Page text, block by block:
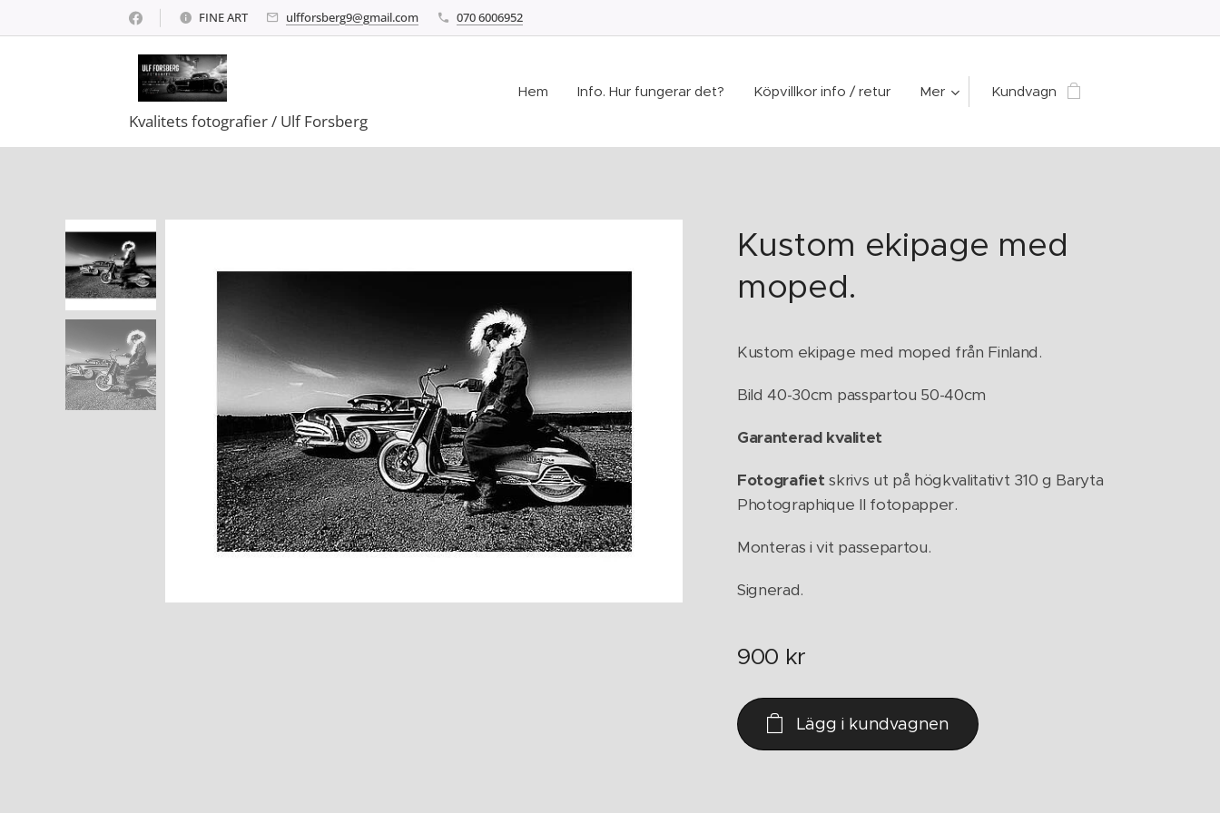
FINE ART ulfforsberg9@gmail.com 070 6006952
Kvalitets fotografier / Ulf Forsberg
Hem Info. Hur fungerar det? Köpvillkor info / retur Mer Kundvagn
Kustom ekipage med
moped.
Custom ekipage -Aluminiumtavla.
Kustom ekipage med moped från Finland.
Bild 40-30cm passpartou 50-40cm
Garanterad kvalitet
Fotografietskrivs ut på högkvalitativt 310 g Baryta
Photographique II fotopapper.
Monteras i vit passepartou.
Signerad.
900 kr
Lägg i kundvagnen